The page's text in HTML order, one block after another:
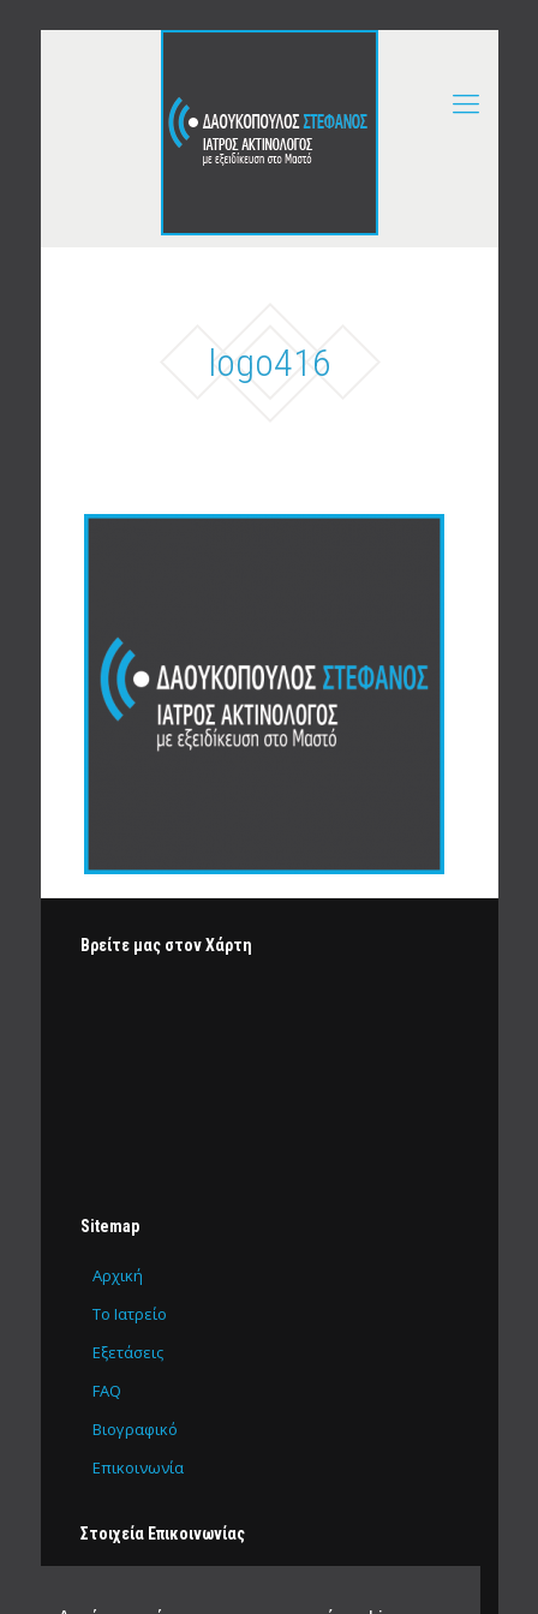
logo416
Βρείτε μας στον Χάρτη
Sitemap
Αρχική
Το Ιατρείο
Εξετάσεις
FAQ
Βιογραφικό
Επικοινωνία
Στοιχεία Επικοινωνίας